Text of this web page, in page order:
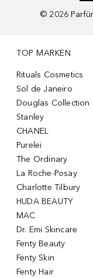
© 2026
TOP MARKEN
Rituals Cosmetics
Sol de Janeiro
Douglas Collection
Stanley
CHANEL
Purelei
The Ordinary
La Roche-Posay
Charlotte Tilbury
HUDA BEAUTY
MAC
Dr. Emi Skincare
Fenty Beauty
Fenty Skin
Fenty Hair